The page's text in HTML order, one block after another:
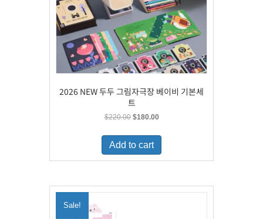
2026 NEW 두두 그림자극장 베이비 기본세
트
$220.00 Original
was:
$220.00.
$180.00Current
is:
Add to cart
Sale!